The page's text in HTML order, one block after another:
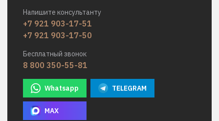
Напишите консультанту
+7 921 903-17-51
+7 921 903-17-50
Бесплатный звонок
8 800 350-55-81
Whatsapp TELEGRAM
MAX